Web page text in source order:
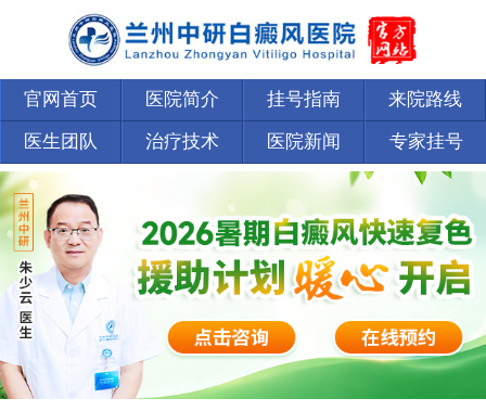
官网首页 医院简介 挂号指南 来院路线
医生团队 治疗技术 医院新闻 专家挂号